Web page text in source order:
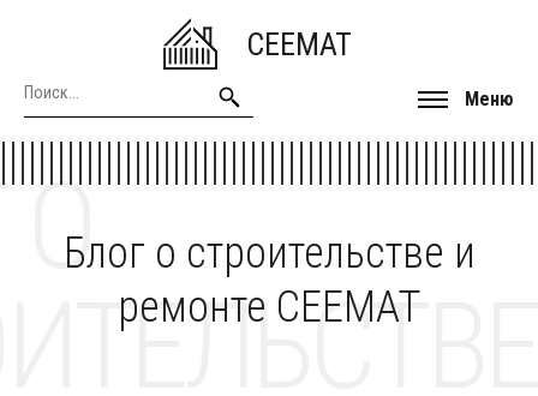
CEEMAT
Меню
Блог о строительстве и
ремонте CEEMAT
О